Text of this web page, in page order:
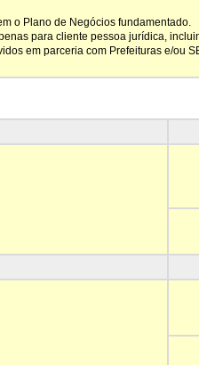
o Plano de Negócios fundamentado.
para cliente pessoa jurídica,
em parceria com Prefeituras e/ou